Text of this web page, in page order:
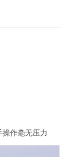
作毫无压力